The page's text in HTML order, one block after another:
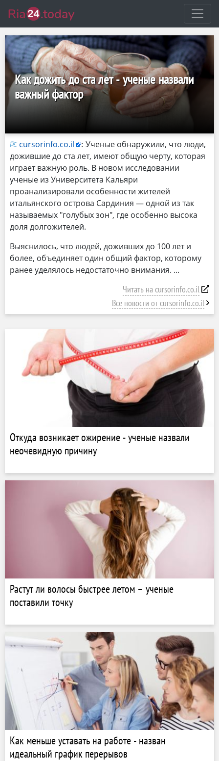
Как дожить до ста лет - ученые назвали
важный фактор
cursorinfo.co.il : Ученые обнаружили, что люди,
дожившие до ста лет, имеют общую черту, которая
играет важную роль. В новом исследовании
ученые из Университета Кальяри
проанализировали особенности жителей
итальянского острова Сардиния — одной из так
называемых "голубых зон", где особенно высока
доля долгожителей.
Выяснилось, что людей, доживших до 100 лет и
более, объединяет один общий фактор, которому
ранее уделялось недостаточно внимания.
Читать на cursorinfo.co.il
Все новости от cursorinfo.co.il
Откуда возникает ожирение - ученые назвали
неочевидную причину
Растут ли волосы быстрее летом – ученые
поставили точку
Как меньше уставать на работе - назван
идеальный график перерывов